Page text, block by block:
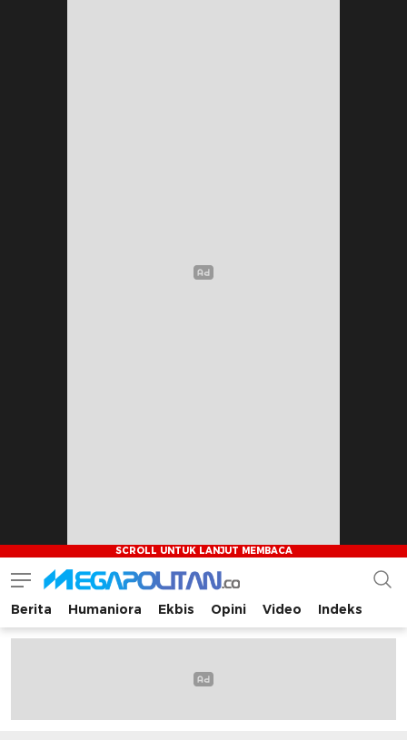
Megapolitan.co
Menyajikan berita-berita fakta bagi pembaca
Berita Humaniora Ekbis Opini Video Indeks